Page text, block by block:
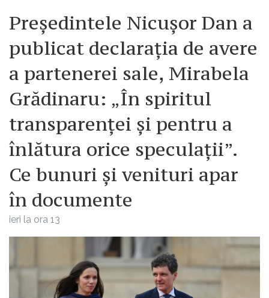
Președintele Nicușor Dan a
publicat declarația de avere
a partenerei sale, Mirabela
Grădinaru: „În spiritul
transparenței și pentru a
înlătura orice speculații”.
Ce bunuri și venituri apar
în documente
ieri la ora 13